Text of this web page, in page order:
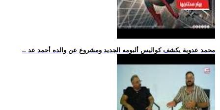
.. محمد عدوية يكشف كواليس ألبومه الجديد ومشروع عن والده أحمد عد